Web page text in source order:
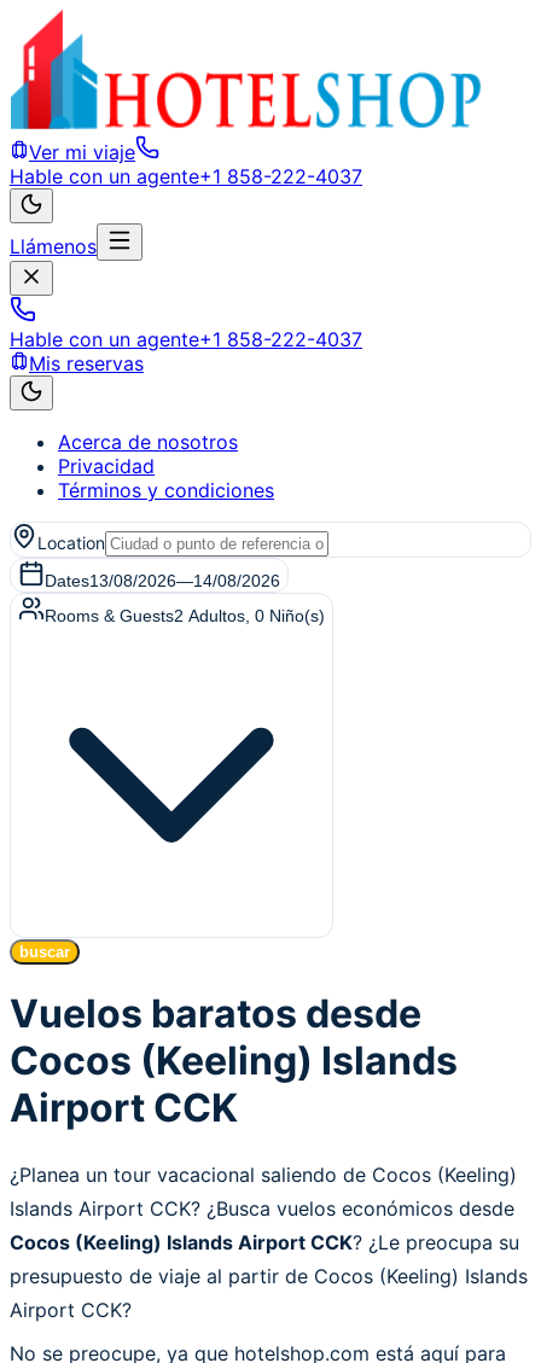
Ver mi viaje
Hable con un agente+1 858-222-4037
Llámenos
Hable con un agente+1 858-222-4037
Mis reservas
Acerca de nosotros
Privacidad
Términos y condiciones
Location
Dates13/08/2026—14/08/2026
Rooms & Guests2 Adultos 0 Niño(s)
buscar
Vuelos baratos desde
Cocos (Keeling) Islands
Airport CCK
¿Planea un tour vacacional saliendo de Cocos (Keeling)
Islands Airport CCK? ¿Busca vuelos económicos desde
Cocos (Keeling) Islands Airport CCK? ¿Le preocupa su
presupuesto de viaje al partir de Cocos (Keeling) Islands
Airport CCK?
No se preocupe, ya que hotelshop.com está aquí para